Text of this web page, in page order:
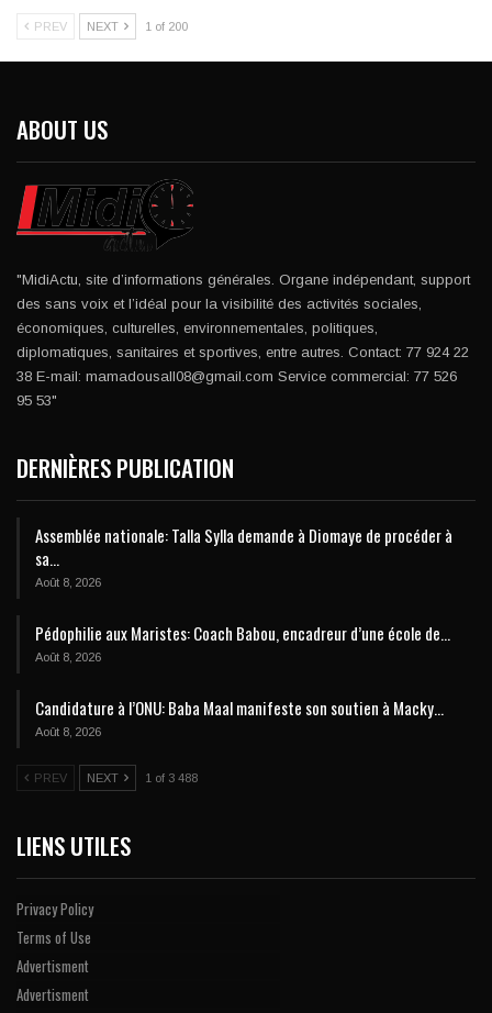
PREV NEXT 1 of 200
ABOUT US
"MidiActu, site d’informations générales. Organe indépendant, support
des sans voix et l’idéal pour la visibilité des activités sociales,
économiques, culturelles, environnementales, politiques,
diplomatiques, sanitaires et sportives, entre autres. Contact: 77 924 22
38 E-mail: mamadousall08@gmail.com Service commercial: 77 526
95 53"
DERNIÈRES PUBLICATION
Assemblée nationale: Talla Sylla demande à Diomaye de procéder à
sa…
Août 8, 2026
Pédophilie aux Maristes: Coach Babou, encadreur d’une école de…
Août 8, 2026
Candidature à l’ONU: Baba Maal manifeste son soutien à Macky…
Août 8, 2026
PREV NEXT 1 of 3 488
LIENS UTILES
Privacy Policy
Terms of Use
Advertisment
Advertisment